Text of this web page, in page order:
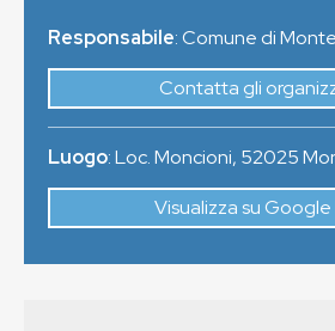
Responsabile: Comune di
Contatta gli
Luogo:Loc. Moncioni, 52025
Visualizza su